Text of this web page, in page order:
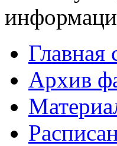
Главная
Архив